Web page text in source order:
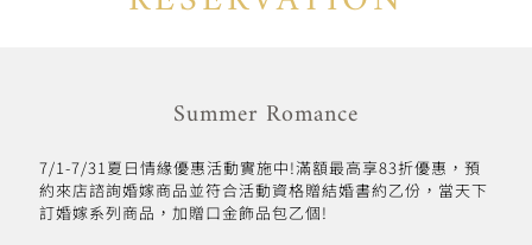
Summer Romance
7/1-7/31夏日情緣優惠活動實施中!滿額最高享83折優惠，預
約來店諮詢婚嫁商品並符合活動資格贈結婚書約乙份，當天下
訂婚嫁系列商品，加贈口金飾品包乙個!